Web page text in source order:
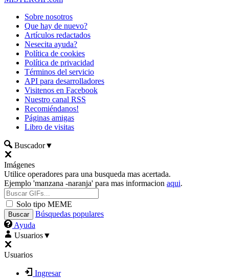
Sobre nosotros
Que hay de nuevo?
Artículos redactados
Nesecita ayuda?
Política de cookies
Política de privacidad
Términos del servicio
API para desarrolladores
Visitenos en Facebook
Nuestro canal RSS
Recomiéndanos!
Páginas amigas
Libro de visitas
Buscador▼
Imágenes
Utilice operadores para una busqueda mas acertada.
Ejemplo 'manzana -naranja' para mas informacion aqui.
Solo tipo MEME
Búsquedas populares
Ayuda
Usuarios▼
Usuarios
Ingresar